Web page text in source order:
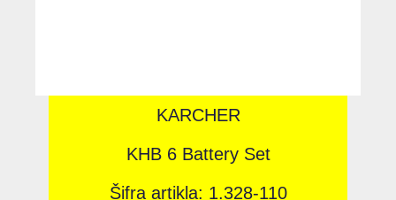
KARCHER
KHB 6 Battery Set
Šifra artikla: 1.328-110